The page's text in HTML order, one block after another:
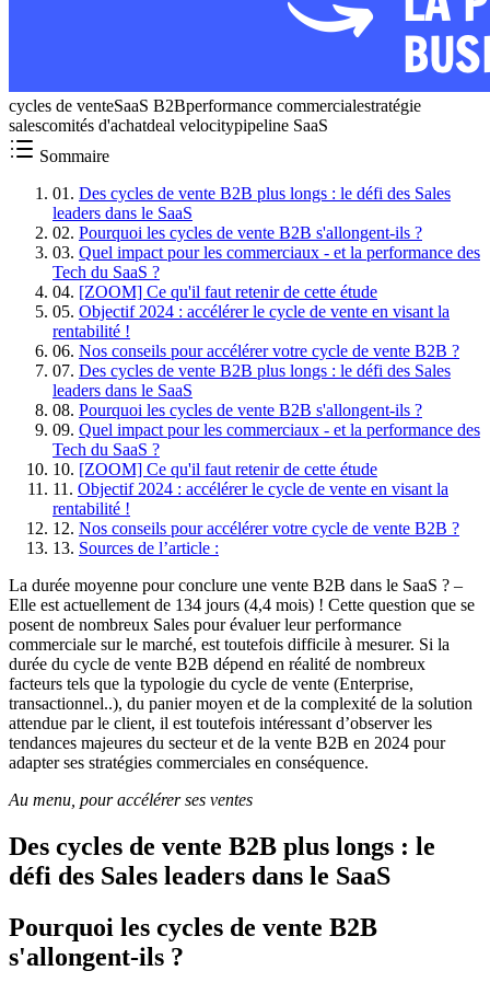
cycles de venteSaaS B2Bperformance commercialestratégie
salescomités d'achatdeal velocitypipeline SaaS
Sommaire
01. Des cycles de vente B2B plus longs : le défi des Sales
leaders dans le SaaS
02. Pourquoi les cycles de vente B2B s'allongent-ils ?
03. Quel impact pour les commerciaux - et la performance des
Tech du SaaS ?
04. [ZOOM] Ce qu'il faut retenir de cette étude
05. Objectif 2024 : accélérer le cycle de vente en visant la
rentabilité !
06. Nos conseils pour accélérer votre cycle de vente B2B ?
07. Des cycles de vente B2B plus longs : le défi des Sales
leaders dans le SaaS
08. Pourquoi les cycles de vente B2B s'allongent-ils ?
09. Quel impact pour les commerciaux - et la performance des
Tech du SaaS ?
10. [ZOOM] Ce qu'il faut retenir de cette étude
11. Objectif 2024 : accélérer le cycle de vente en visant la
rentabilité !
12. Nos conseils pour accélérer votre cycle de vente B2B ?
13. Sources de l’article :
La durée moyenne pour conclure une vente B2B dans le SaaS ? –
Elle est actuellement de 134 jours (4,4 mois) ! Cette question que se
posent de nombreux Sales pour évaluer leur performance
commerciale sur le marché, est toutefois difficile à mesurer. Si la
durée du cycle de vente B2B dépend en réalité de nombreux
facteurs tels que la typologie du cycle de vente (Enterprise,
transactionnel..), du panier moyen et de la complexité de la solution
attendue par le client, il est toutefois intéressant d’observer les
tendances majeures du secteur et de la vente B2B en 2024 pour
adapter ses stratégies commerciales en conséquence.
Au menu, pour accélérer ses ventes
Des cycles de vente B2B plus longs : le
défi des Sales leaders dans le SaaS
Pourquoi les cycles de vente B2B
s'allongent-ils ?